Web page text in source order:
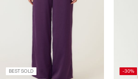
BEST SOLD
-30%